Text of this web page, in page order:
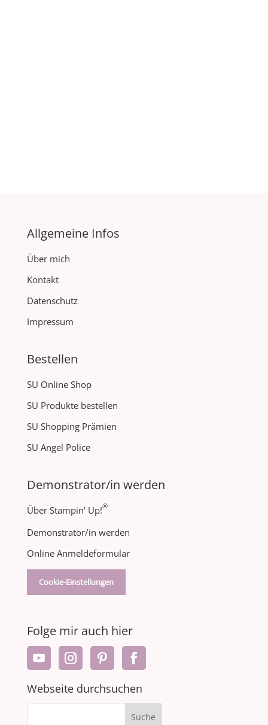
Allgemeine Infos
Über mich
Kontakt
Datenschutz
Impressum
Bestellen
SU Online Shop
SU Produkte bestellen
SU Shopping Prämien
SU Angel Police
Demonstrator/in werden
Über Stampin‘ Up!®
Demonstrator/in werden
Online Anmeldeformular
Cookie-Einstellungen
Folge mir auch hier
Webseite durchsuchen